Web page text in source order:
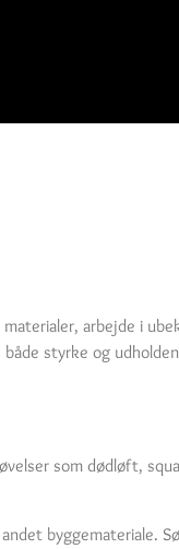
arbejde i
styrke og
som dødløft,
byggemateriale.